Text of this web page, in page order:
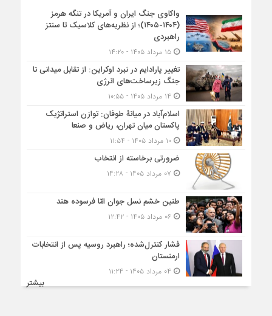
واکاوی جنگ ایران و آمریکا در تنگه هرمز
(۱۴۰۴-۱۴۰۵)؛ از نظریه‌های کلاسیک تا سنتز
راهبردی
۱۵ مرداد ۱۴۰۵ - ۱۴:۲۰
تغییر پارادایم در نبرد اوکراین: از تقابل میدانی تا
جنگ زیرساخت‌های انرژی
اسلام‌آباد در میانۀ طوفان: توازن استراتژیک
پاکستان میان تهران، ریاض و صنعا
۱۰ مرداد ۱۴۰۵ - ۱۱:۵۴
ضرورتی برخاسته از انتخاب
طنین خشم نسل جوان امّا فرسوده هند
۰۶ مرداد ۱۴۰۵ - ۱۲:۴۲
فشار کنترل‌شده؛ راهبرد روسیه پس از انتخابات
ارمنستان
بیشتر